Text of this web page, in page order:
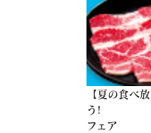
【夏の食べ
う!
フェア